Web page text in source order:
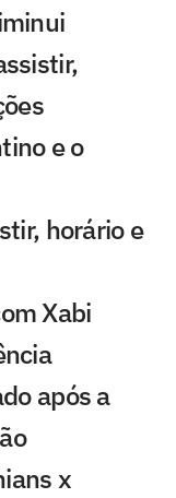
e o
horário e
Xabi
após a
x